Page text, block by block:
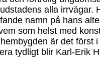
alla irrvägar.
namn på hans
som helst med
är det först
tydligt blir Karl-Erik